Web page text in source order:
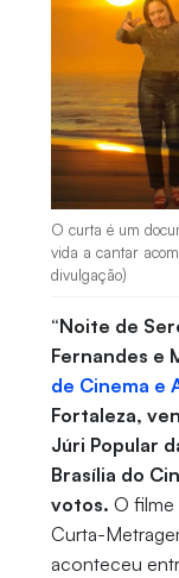
O curta é um
vida a cantar
divulgação)
“Noite de
Fernandes e
de Cinema e
Fortaleza,
Júri Popular
Brasília do
votos. O filme
Curta-
aconteceu